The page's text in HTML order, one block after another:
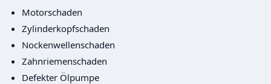
Motorschaden
Zylinderkopfschaden
Nockenwellenschaden
Zahnriemenschaden
Defekter Ölpumpe